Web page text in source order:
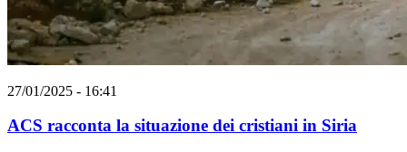
27/01/2025 - 16:41
ACS racconta la situazione dei cristiani in Siria